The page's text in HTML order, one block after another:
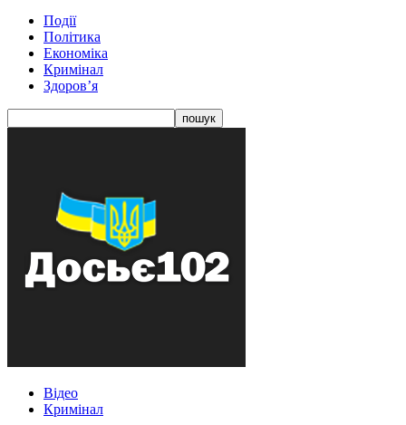
Події
Політика
Економіка
Кримінал
Здоров’я
Відео
Кримінал